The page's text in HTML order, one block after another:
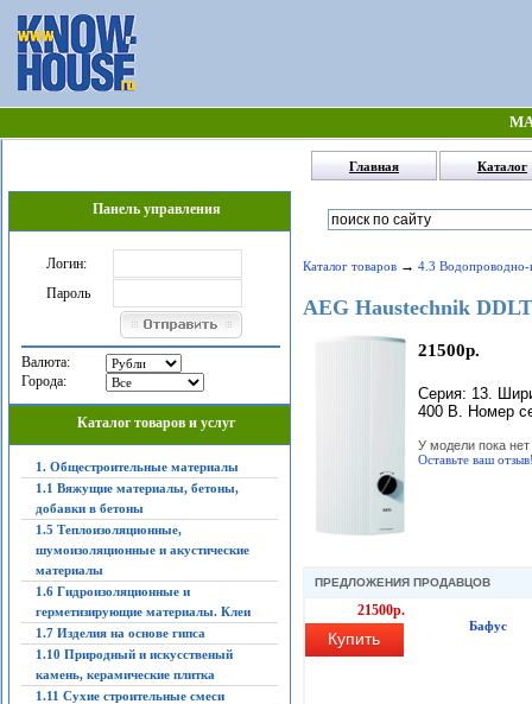
Главная Каталог
Панель управления
Логин:
Пароль
Валюта:
Города:
Каталог товаров и услуг
1. Общестроительные материалы
1.1 Вяжущие материалы, бетоны,
добавки в бетоны
1.5 Теплоизоляционные,
шумоизоляционные и акустические
материалы
1.6 Гидроизоляционные и
герметизирующие материалы. Клеи
1.7 Изделия на основе гипса
1.10 Природный и искусственый
камень, керамические плитка
1.11 Сухие строительные смеси
Каталог товаров→ 4.3 Водопроводно-
AEG Haustechnik
21500р.
Серия: 13.
400 В. Номер
У модели пока нет
Оставьте ваш
ПРЕДЛОЖЕНИЯ ПРОДАВЦОВ
21500р.
Купить
Бафус